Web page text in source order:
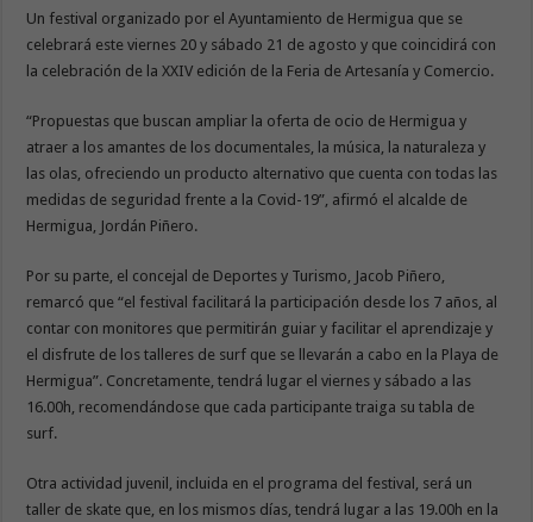
Un festival organizado por el Ayuntamiento de Hermigua que se
celebrará este viernes 20 y sábado 21 de agosto y que coincidirá con
la celebración de la XXIV edición de la Feria de Artesanía y Comercio.
“Propuestas que buscan ampliar la oferta de ocio de Hermigua y
atraer a los amantes de los documentales, la música, la naturaleza y
las olas, ofreciendo un producto alternativo que cuenta con todas las
medidas de seguridad frente a la Covid-19”, afirmó el alcalde de
Hermigua, Jordán Piñero.
Por su parte, el concejal de Deportes y Turismo, Jacob Piñero,
remarcó que “el festival facilitará la participación desde los 7 años, al
contar con monitores que permitirán guiar y facilitar el aprendizaje y
el disfrute de los talleres de surf que se llevarán a cabo en la Playa de
Hermigua”. Concretamente, tendrá lugar el viernes y sábado a las
16.00h, recomendándose que cada participante traiga su tabla de
surf.
Otra actividad juvenil, incluida en el programa del festival, será un
taller de skate que, en los mismos días, tendrá lugar a las 19.00h en la